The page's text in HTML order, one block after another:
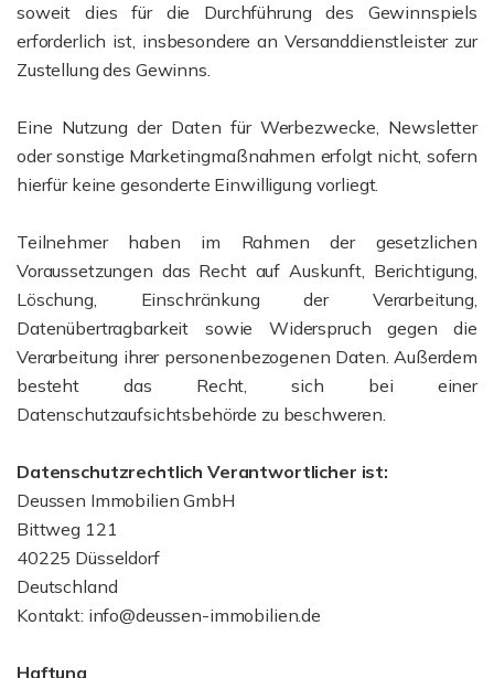
soweit dies für die Durchführung des Gewinnspiels
erforderlich ist, insbesondere an Versanddienstleister zur
Zustellung des Gewinns.
Eine Nutzung der Daten für Werbezwecke, Newsletter
oder sonstige Marketingmaßnahmen erfolgt nicht, sofern
hierfür keine gesonderte Einwilligung vorliegt.
Teilnehmer haben im Rahmen der gesetzlichen
Voraussetzungen das Recht auf Auskunft, Berichtigung,
Löschung, Einschränkung der Verarbeitung,
Datenübertragbarkeit sowie Widerspruch gegen die
Verarbeitung ihrer personenbezogenen Daten. Außerdem
besteht das Recht, sich bei einer
Datenschutzaufsichtsbehörde zu beschweren.
Datenschutzrechtlich Verantwortlicher ist:
Deussen Immobilien GmbH
Bittweg 121
40225 Düsseldorf
Deutschland
Kontakt: info@deussen-immobilien.de
Haftung